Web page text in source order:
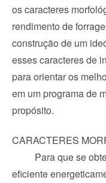
os caracteres
rendimento de
construção de um
esses caracteres de
para orientar os
em um programa de
propósito.
CARACTERES
Para que se
eficiente